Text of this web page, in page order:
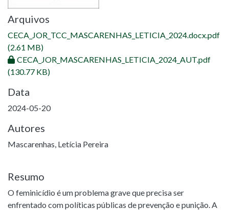
Arquivos
CECA_JOR_TCC_MASCARENHAS_LETICIA_2024.docx.pdf
(2.61 MB)
CECA_JOR_MASCARENHAS_LETICIA_2024_AUT.pdf
(130.77 KB)
Data
2024-05-20
Autores
Mascarenhas, Letícia Pereira
Resumo
O feminicídio é um problema grave que precisa ser
enfrentado com políticas públicas de prevenção e punição. A